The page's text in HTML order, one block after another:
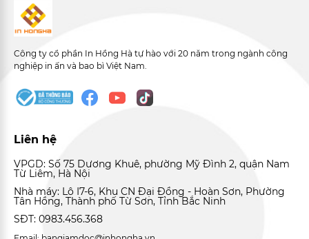
Công ty cổ phần In Hồng Hà tự hào với 20 năm trong ngành công
nghiệp in ấn và bao bì Việt Nam.
Liên hệ
VPGD: Số 75 Dương Khuê, phường Mỹ Đình 2, quận Nam
Từ Liêm, Hà Nội
Nhà máy: Lô I7-6, Khu CN Đại Đồng - Hoàn Sơn, Phường
Tân Hồng, Thành phố Từ Sơn, Tỉnh Bắc Ninh
SĐT: 0983.456.368